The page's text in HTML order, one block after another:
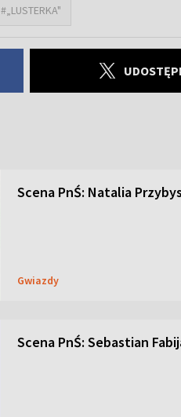
#„LUSTERKA"
Scena PnŚ: Natalia
Gwiazdy
Scena PnŚ: Sebastian